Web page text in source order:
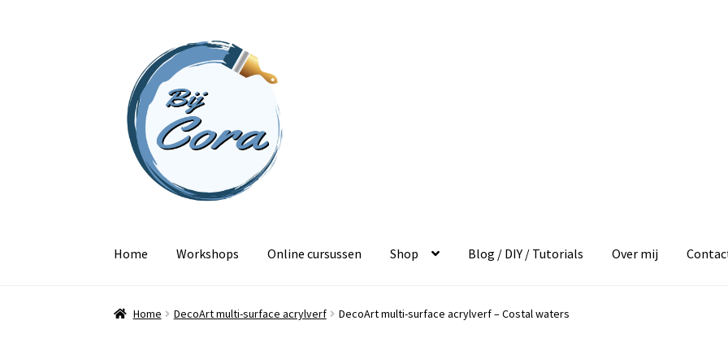
naar
navigatie
inhoud
Home Workshops Online cursussen Shop Blog / DIY / Tutorials Over mij
Home DecoArt multi-surface acrylverf DecoArt multi-surface acrylverf – Costal waters